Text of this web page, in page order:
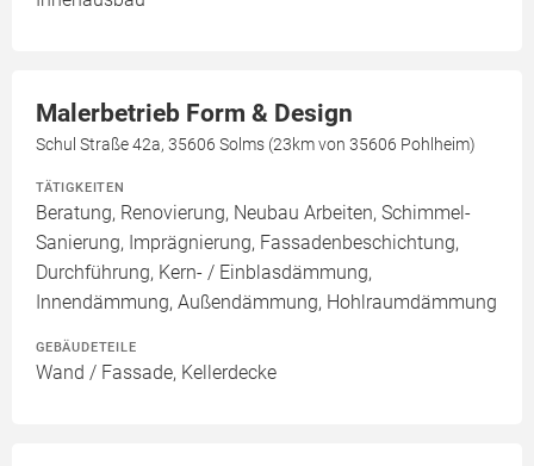
Malerbetrieb Form & Design
Schul Straße 42a, 35606 Solms (23km von 35606 Pohlheim)
TÄTIGKEITEN
Beratung, Renovierung, Neubau Arbeiten, Schimmel-
Sanierung, Imprägnierung, Fassadenbeschichtung,
Durchführung, Kern- / Einblasdämmung,
Innendämmung, Außendämmung, Hohlraumdämmung
GEBÄUDETEILE
Wand / Fassade, Kellerdecke